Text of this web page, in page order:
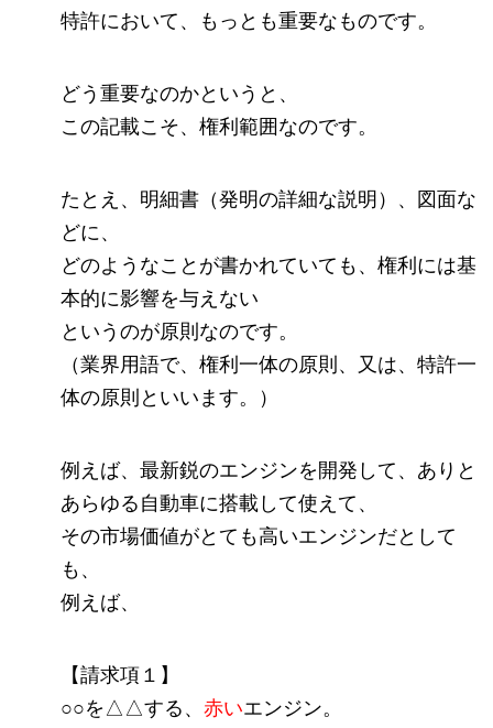
特許において、もっとも重要なものです。
どう重要なのかというと、
この記載こそ、権利範囲なのです。
たとえ、明細書（発明の詳細な説明）、図面な
どに、
どのようなことが書かれていても、権利には基
本的に影響を与えない
というのが原則なのです。
（業界用語で、権利一体の原則、又は、特許一
体の原則といいます。）
例えば、最新鋭のエンジンを開発して、ありと
あらゆる自動車に搭載して使えて、
その市場価値がとても高いエンジンだとして
も、
例えば、
【請求項１】
○○を△△する、 赤いエンジン。